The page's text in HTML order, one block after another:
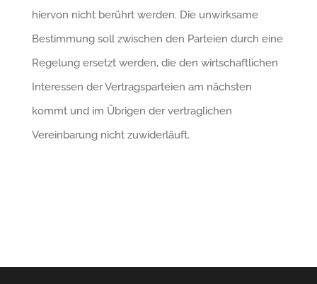
hiervon nicht berührt werden. Die unwirksame
Bestimmung soll zwischen den Parteien durch eine
Regelung ersetzt werden, die den wirtschaftlichen
Interessen der Vertragsparteien am nächsten
kommt und im Übrigen der vertraglichen
Vereinbarung nicht zuwiderläuft.